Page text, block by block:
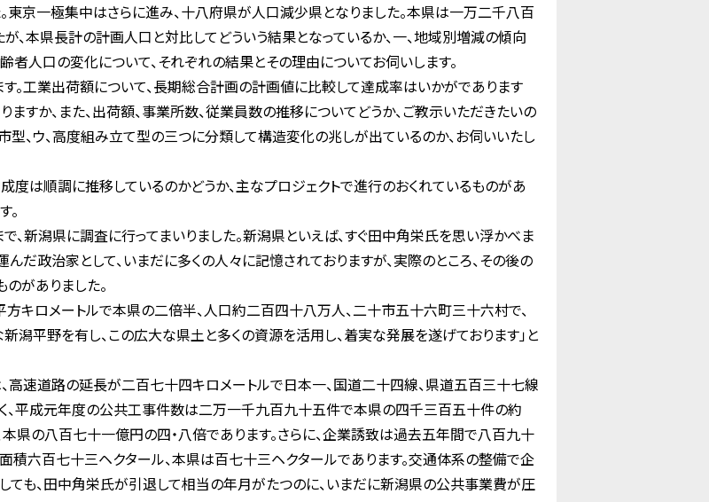
京一極集中はさらに進み、十八府県が人口減少県となりました。本県は一万二千八百
本県長計の計画人口と対比してどういう結果となっているか、一、地域別増減の傾向
齢者人口の変化について、それぞれの結果とその理由についてお伺いします。
。工業出荷額について、長期総合計画の計画値に比較して達成率はいかがであります
すか、また、出荷額、事業所数、従業員数の推移についてどうか、ご教示いただきたいの
市型、ウ、高度組み立て型の三つに分類して構造変化の兆しが出ているのか、お伺いいたし
は順調に推移しているのかどうか、主なプロジェクトで進行のおくれているものがあ
。
、新潟県に調査に行ってまいりました。新潟県といえば、すぐ田中角栄氏を思い浮かべま
だ政治家として、いまだに多くの人々に記憶されておりますが、実際のところ、その後の
がありました。
キロメートルで本県の二倍半、人口約二百四十八万人、二十市五十六町三十六村で、
平野を有し、この広大な県土と多くの資源を活用し、着実な発展を遂げております」と
高速道路の延長が二百七十四キロメートルで日本一、国道二十四線、県道五百三十七線
、平成元年度の公共工事件数は二万一千九百九十五件で本県の四千三百五十件の約
県の八百七十一億円の四・八倍であります。さらに、企業誘致は過去五年間で八百九十
積六百七十三ヘクタール、本県は百七十三ヘクタールであります。交通体系の整備で企
ても、田中角栄氏が引退して相当の年月がたつのに、いまだに新潟県の公共事業費が圧